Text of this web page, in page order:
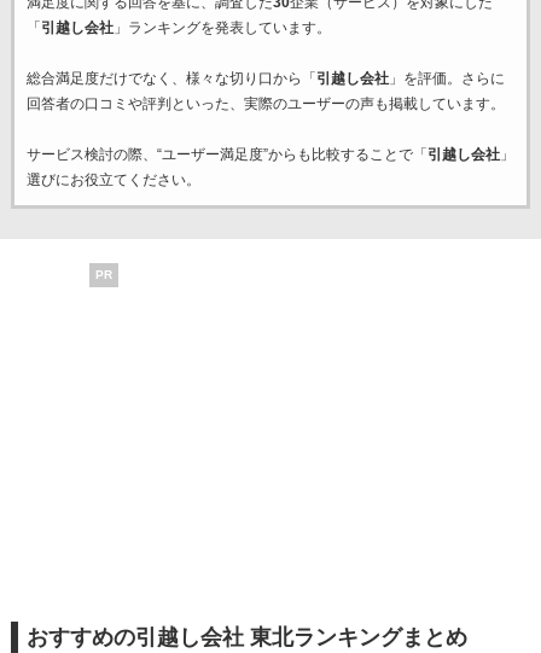
「 引越し会社」ランキングを発表しています。
総合満足度だけでなく、様々な切り口から「 引越し会社」を評価。さらに
回答者の口コミや評判といった、実際のユーザーの声も掲載しています。
サービス検討の際、“ユーザー満足度”からも比較することで「 引越し会社」
選びにお役立てください。
PR
おすすめの引越し会社 東北ランキングまとめ